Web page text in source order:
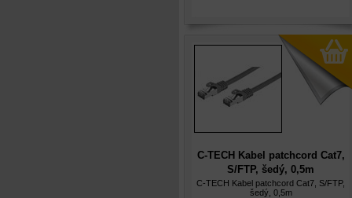
C-TECH Kabel patchcord Cat7,
S/FTP, šedý, 0,5m
C-TECH Kabel patchcord Cat7, S/FTP,
šedý, 0,5m